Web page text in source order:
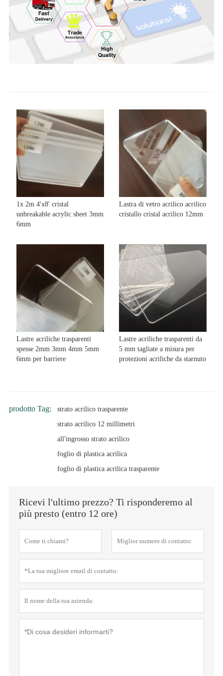
1x 2m 4'x8' cristal
unbreakable acrylic sheet 3mm
6mm
Lastra di vetro acrilico acrilico
cristallo cristal acrilico 12mm
Lastre acriliche trasparenti
spesse 2mm 3mm 4mm 5mm
6mm per barriere
Lastre acriliche trasparenti da
5 mm tagliate a misura per
protezioni acriliche da starnuto
prodotto Tag:
strato acrilico trasparente
strato acrilico 12 millimetri
all'ingrosso strato acrilico
foglio di plastica acrilica
foglio di plastica acrilica trasparente
Ricevi l'ultimo prezzo? Ti risponderemo al
più presto (entro 12 ore)